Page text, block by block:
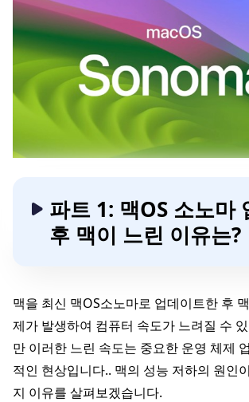
파트 1: 맥OS 소노마
후 맥이 느린 이유는?
맥을 최신 맥OS소노마로 업데이트한 후
제가 발생하여 컴퓨터 속도가 느려질 수
만 이러한 느린 속도는 중요한 운영 체제
적인 현상입니다.. 맥의 성능 저하의 원인
지 이유를 살펴보겠습니다.